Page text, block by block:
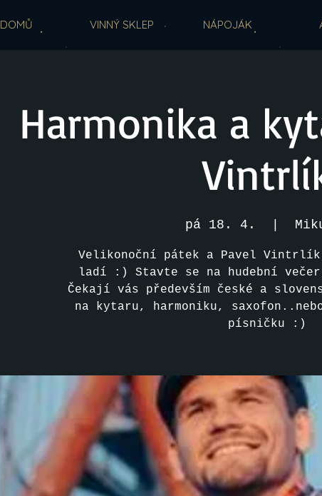
DOMŮ VINNÝ SKLEP NÁPOJÁK
Harmonika a
pá 18. 4.
Velikonoční pátek a Pavel
ladí :) Stavte se na hudební
Čekají vás především české a
na kytaru, harmoniku,
písničku :)